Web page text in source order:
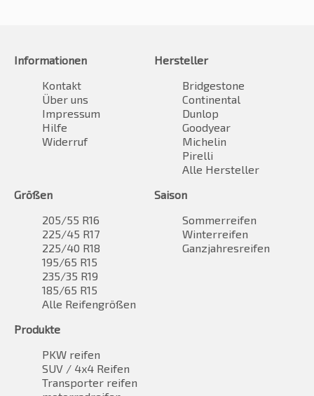
Informationen
Kontakt
Über uns
Impressum
Hilfe
Widerruf
Hersteller
Bridgestone
Continental
Dunlop
Goodyear
Michelin
Pirelli
Alle Hersteller
Größen
205/55 R16
225/45 R17
225/40 R18
195/65 R15
235/35 R19
185/65 R15
Alle Reifengrößen
Saison
Sommerreifen
Winterreifen
Ganzjahresreifen
Produkte
PKW reifen
SUV / 4x4 Reifen
Transporter reifen